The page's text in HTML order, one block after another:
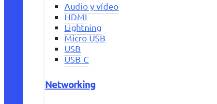
Audio y vídeo
HDMI
Lightning
Micro USB
USB
USB-C
Networking